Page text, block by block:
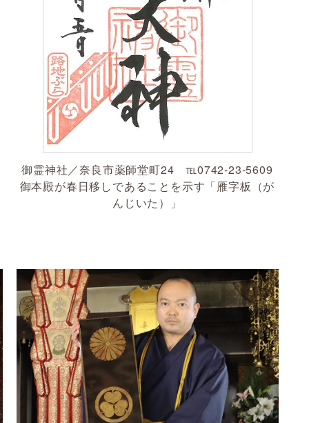
御霊神社／奈良市薬師堂町24 ℡0742-23-5609
御本殿が春日移しであることを示す「雁字板（が
んじいた）」